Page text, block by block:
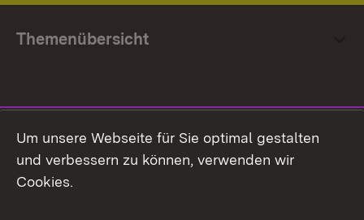
Themenübersicht
Facebook
Um unsere Webseite für Sie optimal gestalten
und verbessern zu können, verwenden wir
Cookies.